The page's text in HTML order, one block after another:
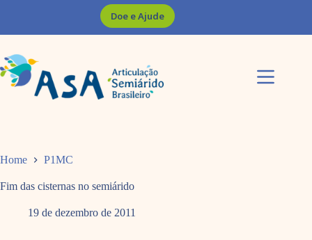
Doe e Ajude
Home P1MC
Fim das cisternas no semiárido
19 de dezembro de 2011